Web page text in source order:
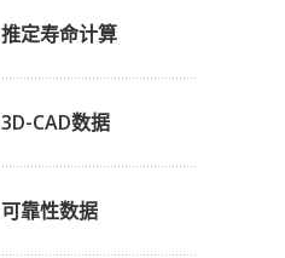
推定寿命计算
3D-CAD数据
可靠性数据